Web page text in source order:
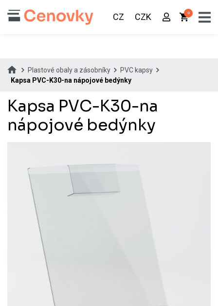
0
CZ CZK
Plastové obaly a zásobníky
PVC kapsy
Kapsa PVC-K30-na nápojové bedýnky
Kapsa PVC-K30-na
nápojové bedýnky